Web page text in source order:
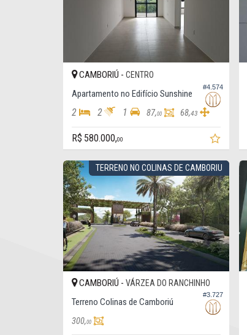
#4.574
CAMBORIÚ - CENTRO
Apartamento no Edifício Sunshine
2 2 1 87,00 68,43
R$ 580.000,00
TERRENO NO COLINAS DE CAMBORIU
#3.727
CAMBORIÚ - VÁRZEA DO RANCHINHO
Terreno Colinas de Camboriú
300,00